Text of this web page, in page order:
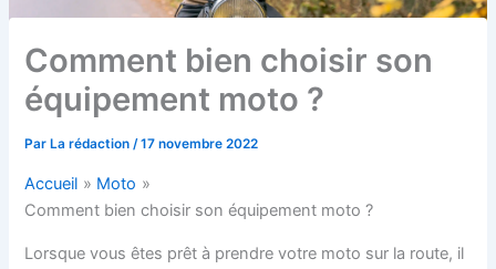
Comment bien choisir son
équipement moto ?
Par La rédaction/17 novembre 2022
Accueil
Moto
Comment bien choisir son équipement moto ?
Lorsque vous êtes prêt à prendre votre moto sur la route, il